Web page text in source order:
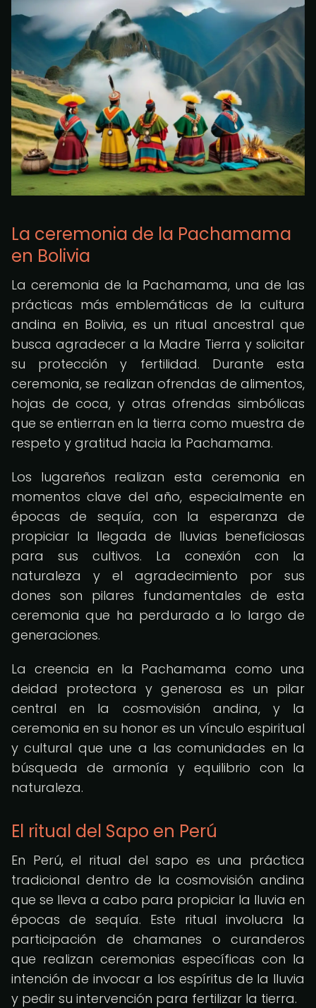
La ceremonia de la Pachamama
en Bolivia
La ceremonia de la Pachamama, una de las
prácticas más emblemáticas de la cultura
andina en Bolivia, es un ritual ancestral que
busca agradecer a la Madre Tierra y solicitar
su protección y fertilidad. Durante esta
ceremonia, se realizan ofrendas de alimentos,
hojas de coca, y otras ofrendas simbólicas
que se entierran en la tierra como muestra de
respeto y gratitud hacia la Pachamama.
Los lugareños realizan esta ceremonia en
momentos clave del año, especialmente en
épocas de sequía, con la esperanza de
propiciar la llegada de lluvias beneficiosas
para sus cultivos. La conexión con la
naturaleza y el agradecimiento por sus
dones son pilares fundamentales de esta
ceremonia que ha perdurado a lo largo de
generaciones.
La creencia en la Pachamama como una
deidad protectora y generosa es un pilar
central en la cosmovisión andina, y la
ceremonia en su honor es un vínculo espiritual
y cultural que une a las comunidades en la
búsqueda de armonía y equilibrio con la
naturaleza.
El ritual del Sapo en Perú
En Perú, el ritual del sapo es una práctica
tradicional dentro de la cosmovisión andina
que se lleva a cabo para propiciar la lluvia en
épocas de sequía. Este ritual involucra la
participación de chamanes o curanderos
que realizan ceremonias específicas con la
intención de invocar a los espíritus de la lluvia
y pedir su intervención para fertilizar la tierra.